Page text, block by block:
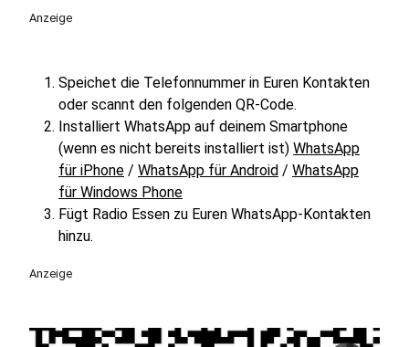
Anzeige
Speichet die Telefonnummer in Euren Kontakten
oder scannt den folgenden QR-Code.
Installiert WhatsApp auf deinem Smartphone
(wenn es nicht bereits installiert ist) WhatsApp
für iPhone / WhatsApp für Android / WhatsApp
für Windows Phone
Fügt Radio Essen zu Euren WhatsApp-Kontakten
hinzu.
Anzeige